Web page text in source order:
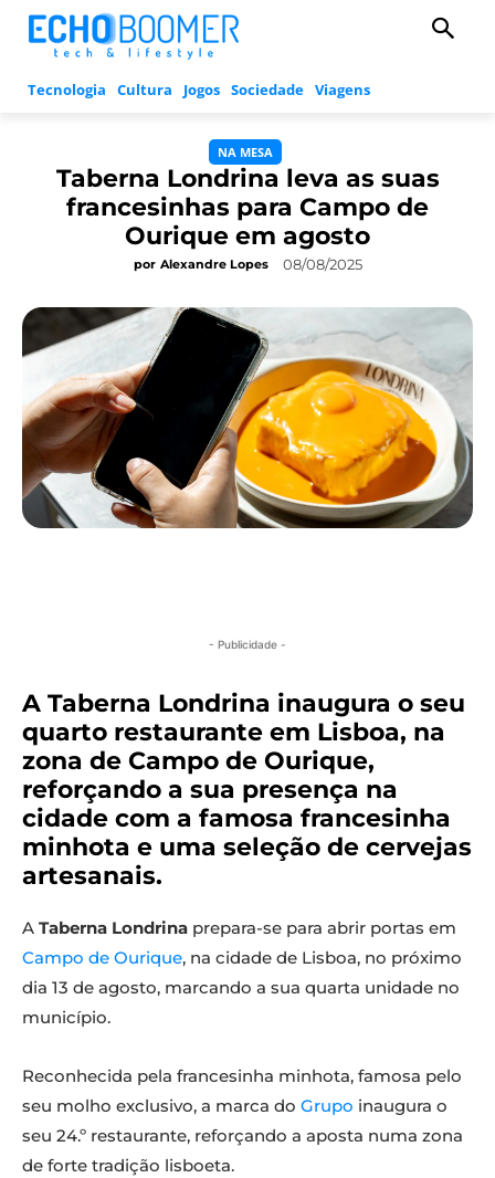
Tecnologia Cultura Jogos Sociedade Viagens
NA MESA
Taberna Londrina leva as suas
francesinhas para Campo de
Ourique em agosto
por Alexandre Lopes 08/08/2025
- Publicidade -
A Taberna Londrina inaugura o seu
quarto restaurante em Lisboa, na
zona de Campo de Ourique,
reforçando a sua presença na
cidade com a famosa francesinha
minhota e uma seleção de cervejas
artesanais.
A Taberna Londrina prepara-se para abrir portas em
Campo de Ourique, na cidade de Lisboa, no próximo
dia 13 de agosto, marcando a sua quarta unidade no
município.
Reconhecida pela francesinha minhota, famosa pelo
seu molho exclusivo, a marca do Grupo inaugura o
seu 24.º restaurante, reforçando a aposta numa zona
de forte tradição lisboeta.